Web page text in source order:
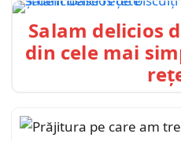
Salam delicios
din cele mai